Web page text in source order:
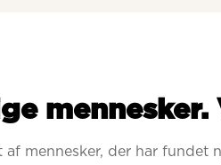
af mennesker, der har fundet